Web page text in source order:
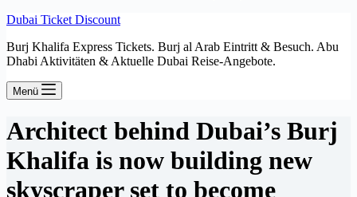
Dubai Ticket Discount
Burj Khalifa Express Tickets. Burj al Arab Eintritt & Besuch. Abu
Dhabi Aktivitäten & Aktuelle Dubai Reise-Angebote.
Menü
Architect behind Dubai’s Burj
Khalifa is now building new
skyscraper set to become